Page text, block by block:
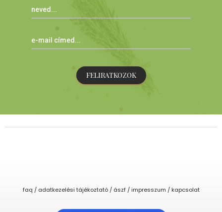
FELIRATKOZOK
faq / adatkezelési tájékoztató / ászf / impresszum / kapcsolat